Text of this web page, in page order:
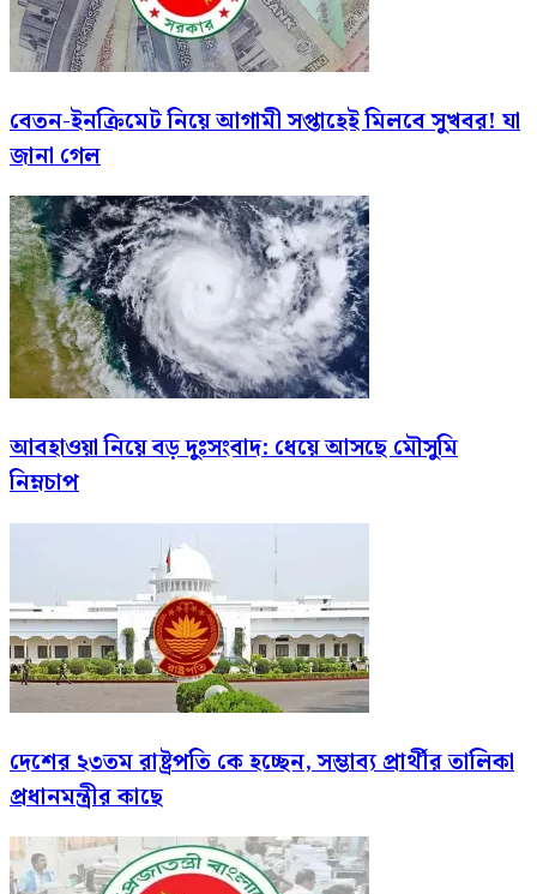
বেতন-ইনক্রিমেট নিয়ে আগামী সপ্তাহেই মিলবে সুখবর! যা
জানা গেল
আবহাওয়া নিয়ে বড় দুঃসংবাদ: ধেয়ে আসছে মৌসুমি
নিম্নচাপ
দেশের ২৩তম রাষ্ট্রপতি কে হচ্ছেন, সম্ভাব্য প্রার্থীর তালিকা
প্রধানমন্ত্রীর কাছে